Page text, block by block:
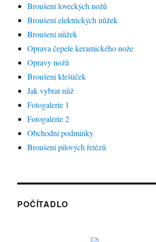
Broušení loveckých nožů
Broušení elektrických nůžek
Broušení nůžek
Oprava čepele keramického nože
Opravy nožů
Broušení kleštiček
Jak vybrat nůž
Fotogalerie 1
Fotogalerie 2
Obchodní podmínky
Broušení pilových řetězů
POČÍTADLO